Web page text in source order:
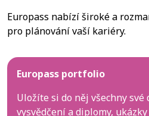
Europass nabízí široké a
pro plánování vaší kariéry.
Europass portfolio
Uložíte si do něj všechny své
vysvědčení a diplomy,